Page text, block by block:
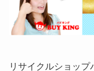
リサイクルショッ